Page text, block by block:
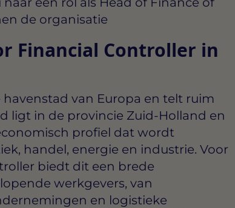
de organisatie
Financial Controller in
van Europa en telt ruim
ligt in de provincie Zuid-Holland en
profiel dat wordt
handel, energie en industrie. Voor
biedt dit een brede
werkgevers, van
en logistieke